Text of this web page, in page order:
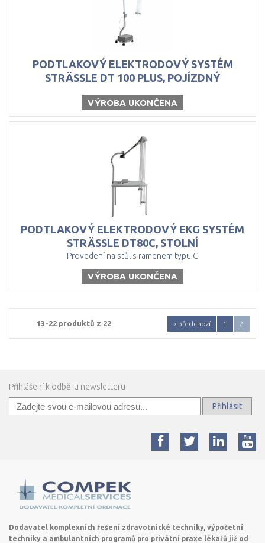
PODTLAKOVÝ ELEKTRODOVÝ SYSTÉM
STRÄSSLE DT 100 PLUS, POJÍZDNÝ
VÝROBA UKONČENA
PODTLAKOVÝ ELEKTRODOVÝ EKG SYSTÉM
STRÄSSLE DT80C, STOLNÍ
Provedení na stůl s ramenem typu C
VÝROBA UKONČENA
13-22 produktů z 22 « předchozí 1 2
Přihlášení k odběru newsletteru
Přihlásit
Dodavatel komplexních řešení zdravotnické techniky, výpočetní
techniky a ambulantních programů pro privátní praxe lékařů již od